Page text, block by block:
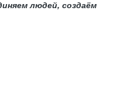
людей, создаём